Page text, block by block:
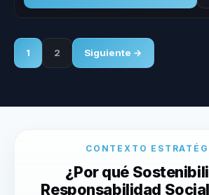
1 2 Siguiente →
CONTEXTO
¿Por qué
Responsabilidad